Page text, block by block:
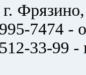
Фрязино,
7474 -
33-99